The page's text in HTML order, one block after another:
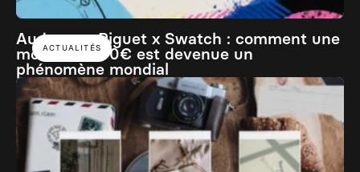
ACTUALITÉS
Audemars Piguet x Swatch : comment une
montre à 400€ est devenue un
phénomène mondial